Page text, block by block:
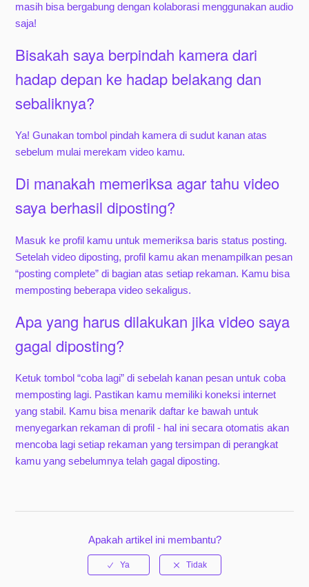
masih bisa bergabung dengan kolaborasi menggunakan audio
saja!
Bisakah saya berpindah kamera dari
hadap depan ke hadap belakang dan
sebaliknya?
Ya! Gunakan tombol pindah kamera di sudut kanan atas
sebelum mulai merekam video kamu.
Di manakah memeriksa agar tahu video
saya berhasil diposting?
Masuk ke profil kamu untuk memeriksa baris status posting.
Setelah video diposting, profil kamu akan menampilkan pesan
“posting complete” di bagian atas setiap rekaman. Kamu bisa
memposting beberapa video sekaligus.
Apa yang harus dilakukan jika video saya
gagal diposting?
Ketuk tombol “coba lagi” di sebelah kanan pesan untuk coba
memposting lagi. Pastikan kamu memiliki koneksi internet
yang stabil. Kamu bisa menarik daftar ke bawah untuk
menyegarkan rekaman di profil - hal ini secara otomatis akan
mencoba lagi setiap rekaman yang tersimpan di perangkat
kamu yang sebelumnya telah gagal diposting.
Apakah artikel ini membantu?